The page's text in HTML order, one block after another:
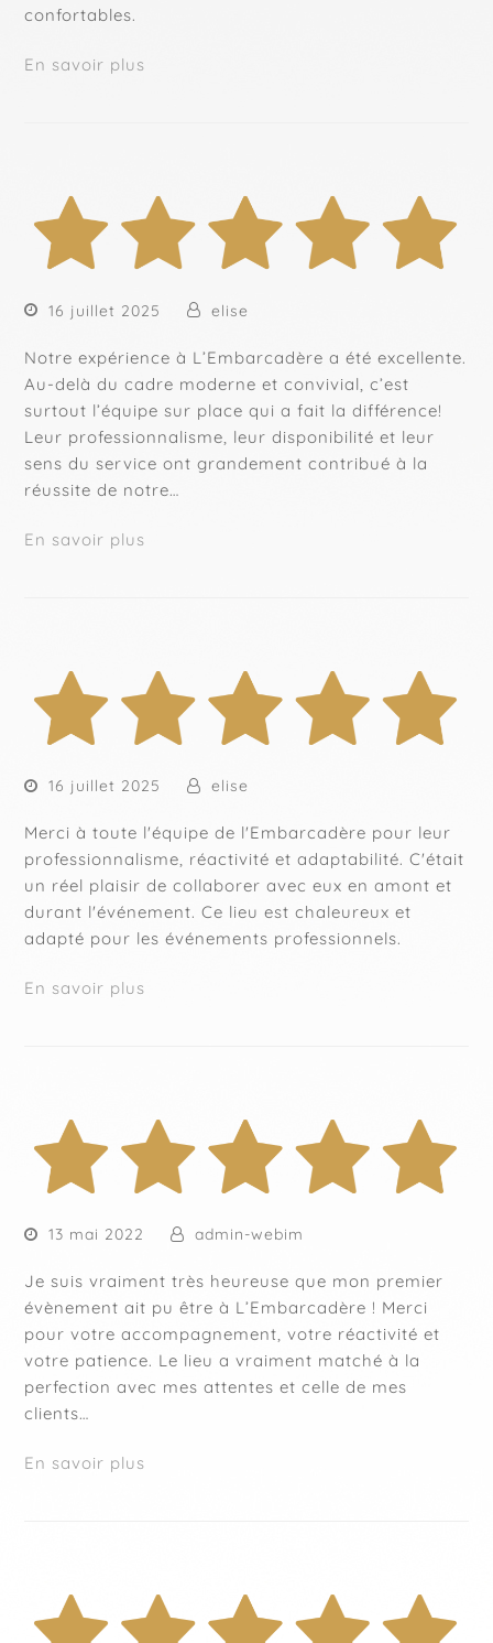
confortables.
En savoir plus
16 juillet 2025 elise
Notre expérience à L’Embarcadère a été excellente.
Au-delà du cadre moderne et convivial, c’est
surtout l’équipe sur place qui a fait la différence!
Leur professionnalisme, leur disponibilité et leur
sens du service ont grandement contribué à la
réussite de notre…
En savoir plus
16 juillet 2025 elise
Merci à toute l'équipe de l'Embarcadère pour leur
professionnalisme, réactivité et adaptabilité. C'était
un réel plaisir de collaborer avec eux en amont et
durant l'événement. Ce lieu est chaleureux et
adapté pour les événements professionnels.
En savoir plus
13 mai 2022 admin-webim
Je suis vraiment très heureuse que mon premier
évènement ait pu être à L’Embarcadère ! Merci
pour votre accompagnement, votre réactivité et
votre patience. Le lieu a vraiment matché à la
perfection avec mes attentes et celle de mes
clients…
En savoir plus